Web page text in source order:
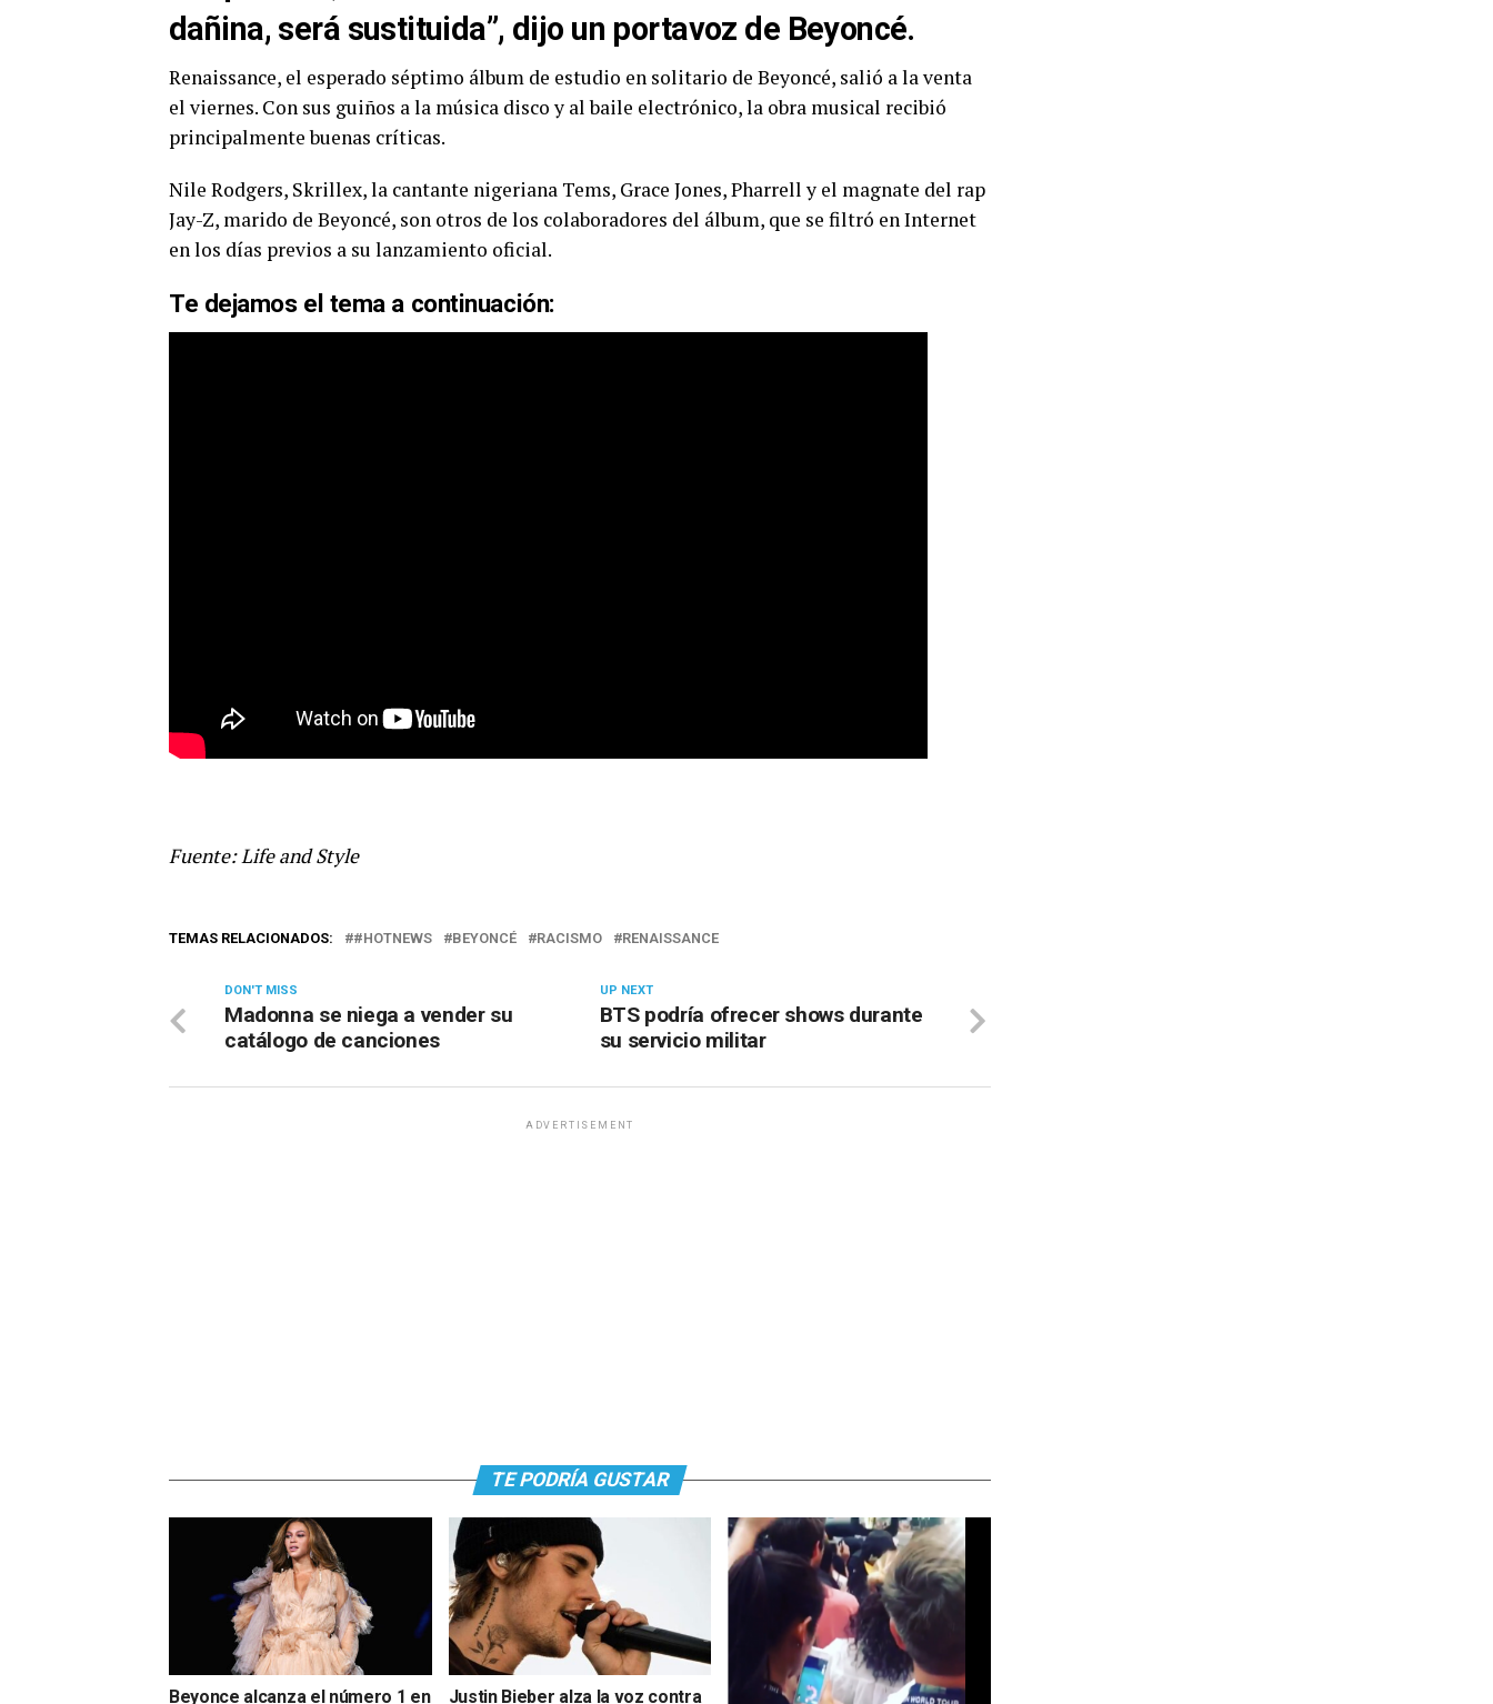
dañina, será sustituida”, dijo un portavoz de Beyoncé.
Renaissance, el esperado séptimo álbum de estudio en solitario de Beyoncé, salió a la venta
el viernes. Con sus guiños a la música disco y al baile electrónico, la obra musical recibió
principalmente buenas críticas.
Nile Rodgers, Skrillex, la cantante nigeriana Tems, Grace Jones, Pharrell y el magnate del rap
Jay-Z, marido de Beyoncé, son otros de los colaboradores del álbum, que se filtró en Internet
en los días previos a su lanzamiento oficial.
Te dejamos el tema a continuación:
Fuente: Life and Style
TEMAS RELACIONADOS: #HOTNEWS BEYONCÉ RACISMO RENAISSANCE
UP NEXT
BTS podría ofrecer shows durante
su servicio militar
DON'T MISS
Madonna se niega a vender su
catálogo de canciones
ADVERTISEMENT
TE PODRÍA GUSTAR
Beyonce alcanza el número 1 en Justin Bieber alza la voz contra